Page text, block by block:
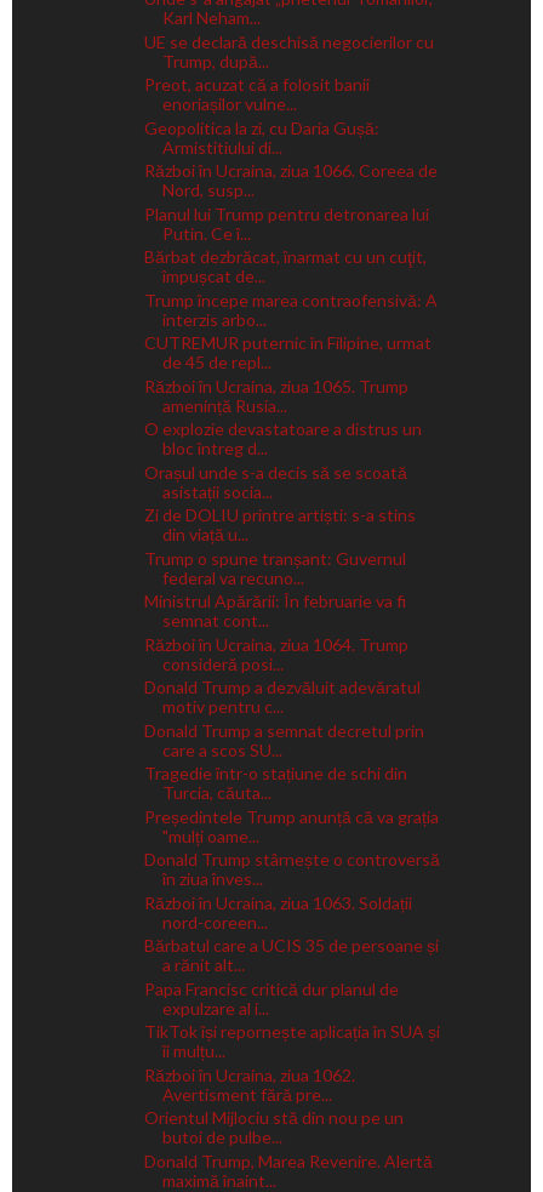
Karl Neham...
UE se declară deschisă negocierilor cu
Trump, după...
Preot, acuzat că a folosit banii
enoriașilor vulne...
Geopolitica la zi, cu Daria Gușă:
Armistitiului di...
Război în Ucraina, ziua 1066. Coreea de
Nord, susp...
Planul lui Trump pentru detronarea lui
Putin. Ce î...
Bărbat dezbrăcat, înarmat cu un cuţit,
împușcat de...
Trump începe marea contraofensivă: A
interzis arbo...
CUTREMUR puternic în Filipine, urmat
de 45 de repl...
Război în Ucraina, ziua 1065. Trump
amenință Rusia...
O explozie devastatoare a distrus un
bloc întreg d...
Orașul unde s-a decis să se scoată
asistații socia...
Zi de DOLIU printre artiști: s-a stins
din viață u...
Trump o spune tranșant: Guvernul
federal va recuno...
Ministrul Apărării: În februarie va fi
semnat cont...
Război în Ucraina, ziua 1064. Trump
consideră posi...
Donald Trump a dezvăluit adevăratul
motiv pentru c...
Donald Trump a semnat decretul prin
care a scos SU...
Tragedie într-o stațiune de schi din
Turcia, căuta...
Președintele Trump anunță că va grația
"mulți oame...
Donald Trump stârnește o controversă
în ziua înves...
Război în Ucraina, ziua 1063. Soldații
nord-coreen...
Bărbatul care a UCIS 35 de persoane și
a rănit alt...
Papa Francisc critică dur planul de
expulzare al i...
TikTok își repornește aplicația în SUA și
îi mulțu...
Război în Ucraina, ziua 1062.
Avertisment fără pre...
Orientul Mijlociu stă din nou pe un
butoi de pulbe...
Donald Trump, Marea Revenire. Alertă
maximă înaint...